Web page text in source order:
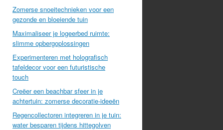
Zomerse snoeitechnieken voor een
gezonde en bloeiende tuin
Maximaliseer je logeerbed ruimte:
slimme opbergoplossingen
Experimenteren met holografisch
tafeldecor voor een futuristische
touch
Creëer een beachbar sfeer in je
achtertuin: zomerse decoratie-ideeën
Regencollectoren integreren in je tuin:
water besparen tijdens hittegolven